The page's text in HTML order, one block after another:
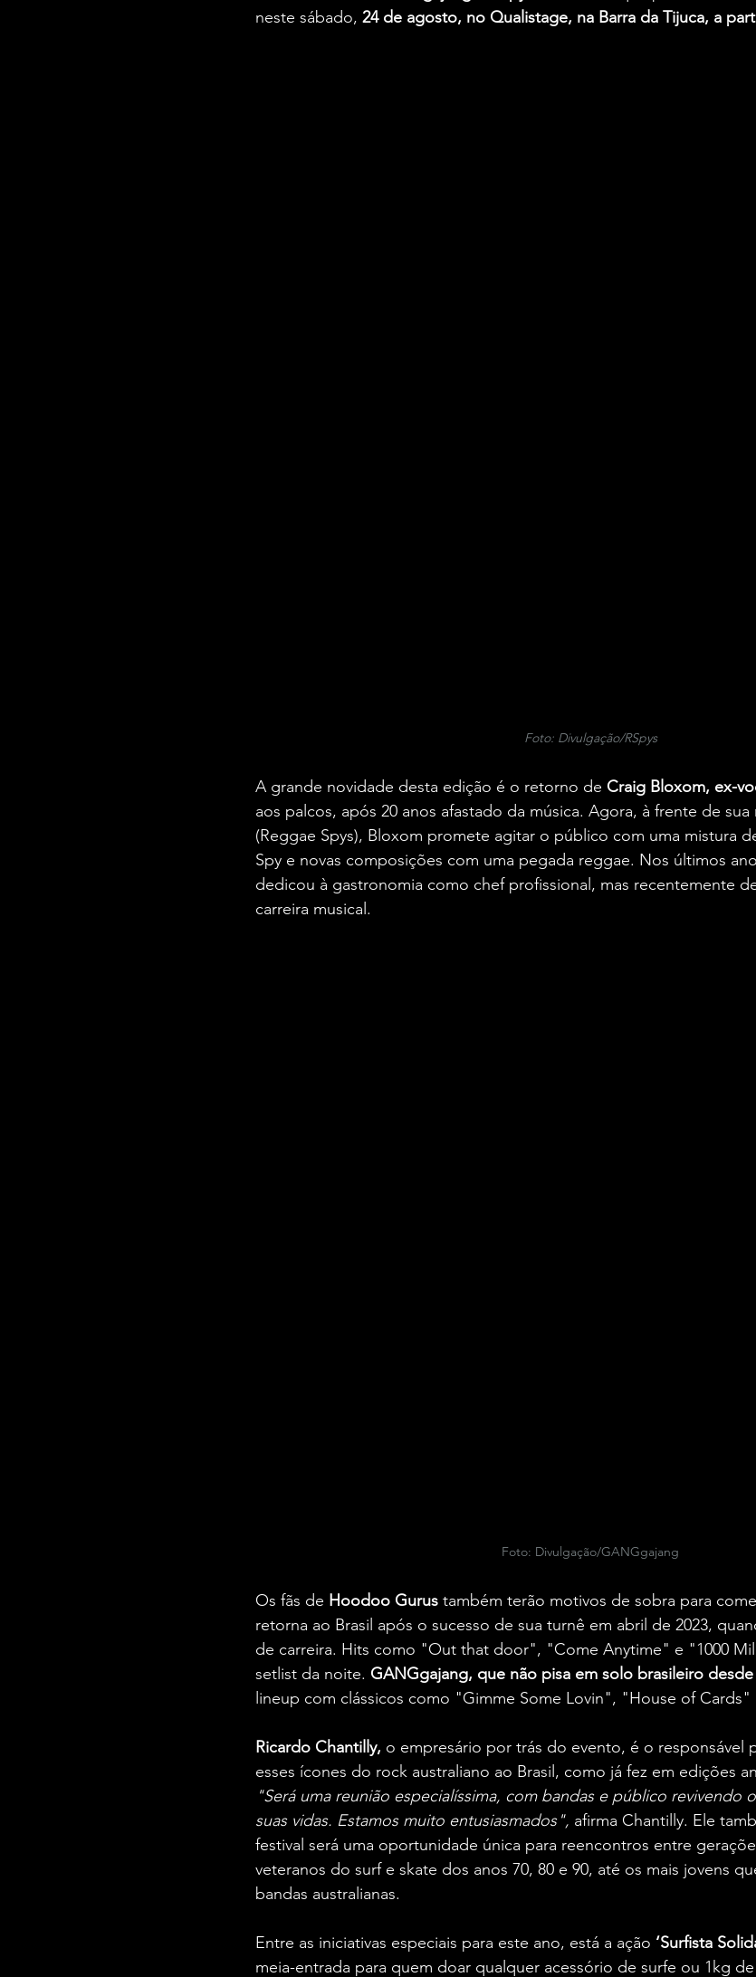
neste sábado, 24 de agosto, no Qualistage, na Barra da Tijuca, a
Foto: Divulgação/RSpys
A grande novidade desta edição é o retorno de Craig Bloxom, ex-
aos palcos, após 20 anos afastado da música. Agora, à frente de sua
(Reggae Spys), Bloxom promete agitar o público com uma mistura
Spy e novas composições com uma pegada reggae. Nos últimos
dedicou à gastronomia como chef profissional, mas recentemente
carreira musical.
Foto: Divulgação/GANGgajang
Os fãs de Hoodoo Gurus também terão motivos de sobra para
retorna ao Brasil após o sucesso de sua turnê em abril de 2023,
de carreira. Hits como "Out that door", "Come Anytime" e "1000
setlist da noite. GANGgajang, que não pisa em solo brasileiro desde
lineup com clássicos como "Gimme Some Lovin", "House of
Ricardo Chantilly, o empresário por trás do evento, é o responsável
esses ícones do rock australiano ao Brasil, como já fez em edições
"Será uma reunião especialíssima, com bandas e público revivendo
suas vidas. Estamos muito entusiasmados", afirma Chantilly. Ele
festival será uma oportunidade única para reencontros entre
veteranos do surf e skate dos anos 70, 80 e 90, até os mais jovens
bandas australianas.
Entre as iniciativas especiais para este ano, está a ação ‘Surfista
meia-entrada para quem doar qualquer acessório de surfe ou 1kg